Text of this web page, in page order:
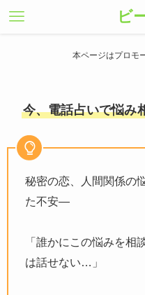
ビ
本ページはプロモ
今、電話占いで悩み
秘密の恋、人間関係の
た不安―
「誰かにこの悩みを相
は話せない…」